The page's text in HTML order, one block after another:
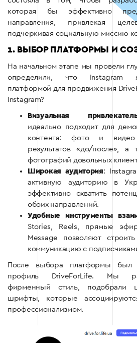
которая бы эффективно
направления, привлекая
подчеркивая социальную миссию
1. ВЫБОР ПЛАТФОРМЫ И
На начальном этапе мы провели
определили, что Instagram
платформой для продвижения
Instagram?
Визуальная
идеально подходит для
контента: фото и
результатов «до/после», а
фотографий довольных
Широкая аудитория:
активную аудиторию в
эффективно охватить
обоих направлений.
Удобные инструменты
Stories, Reels, прямые
Message позволяют
коммуникацию с
После выбора платформы был
профиль DriveForLife. Мы
фирменный стиль, подобрали
шрифты, которые
профессионализмом.